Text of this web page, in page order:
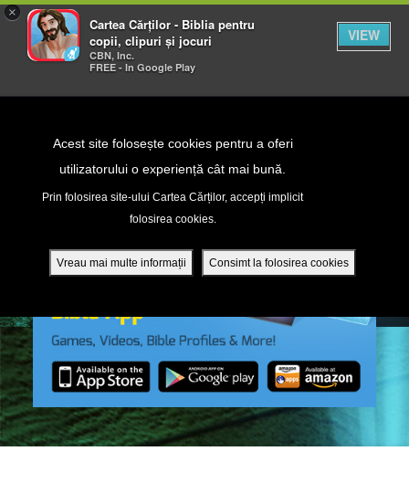
×
Cartea Cărților - Biblia pentru
copii, clipuri și jocuri
CBN, Inc.
FREE - In Google Play
VIEW
Acest site folosește cookies pentru a oferi
utilizatorului o experiență cât mai bună.
Prin folosirea site-ului Cartea Cărților, accepți implicit
folosirea cookies.
Vreau mai multe informații Consimt la folosirea cookies
DVD - Sezoane 1-4
mobilă
te